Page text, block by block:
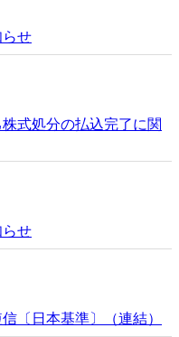
らせ
式処分の払込完了に関
らせ
〔日本基準〕（連結）